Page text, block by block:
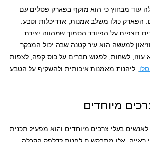
עוד מבחוץ כי הוא מוקף בפארק פסלים עם
הפארק כולו משלב אמנות, אדריכלות וטבע.
תצפית על הפיורד הסמוך שמהווה יצירת
למעשה הוא עיר קטנה שבה יכול המבקר
עוזו, לשחות, לפגוש חברים על כוס קפה, לצפות
, ליהנות מאמנות איכותית ולהשקיף על הטבע
מיוחדים
לאנשים בעלי צרכים מיוחדים והוא מפעיל תכנית